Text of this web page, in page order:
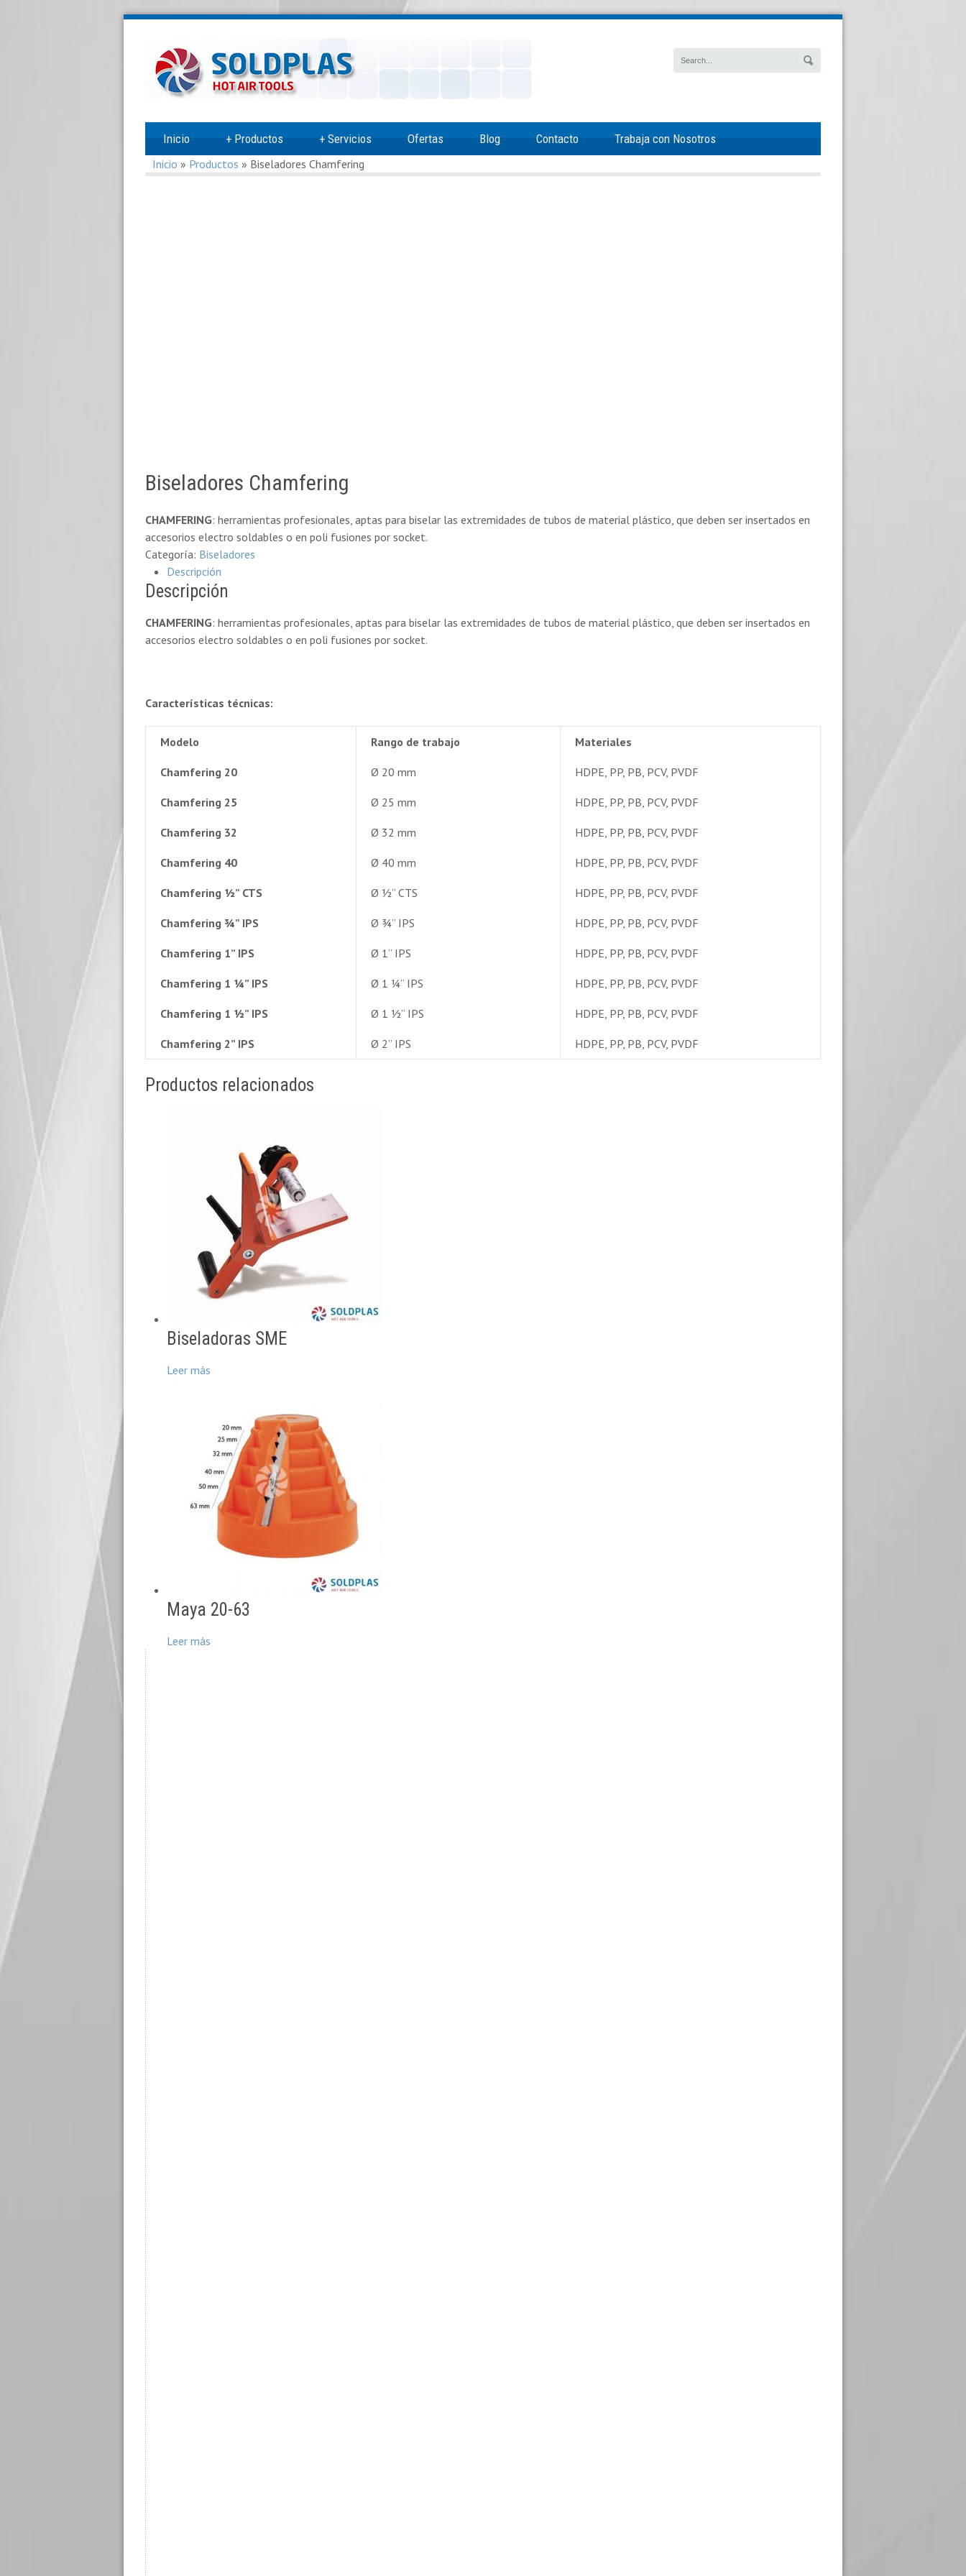
Inicio Productos
+ Servicios
+ Ofertas Blog Contacto
Trabaja con Nosotros
Inicio » Productos » Biseladores Chamfering
Biseladores Chamfering
CHAMFERING: herramientas profesionales, aptas para biselar las extremidades de tubos de material plástico, que deben ser insertados en
accesorios electro soldables o en poli fusiones por socket.
Categoría: Biseladores
Descripción
Descripción
CHAMFERING: herramientas profesionales, aptas para biselar las extremidades de tubos de material plástico, que deben ser insertados en
accesorios electro soldables o en poli fusiones por socket.
Características técnicas:
Modelo Rango de trabajo Materiales
Chamfering 20 Ø 20 mm HDPE, PP, PB, PCV, PVDF
Chamfering 25 Ø 25 mm HDPE, PP, PB, PCV, PVDF
Chamfering 32 Ø 32 mm HDPE, PP, PB, PCV, PVDF
Chamfering 40 Ø 40 mm HDPE, PP, PB, PCV, PVDF
Chamfering ½” CTS Ø ½” CTS HDPE, PP, PB, PCV, PVDF
Chamfering ¾” IPS Ø ¾” IPS HDPE, PP, PB, PCV, PVDF
Chamfering 1” IPS Ø 1” IPS HDPE, PP, PB, PCV, PVDF
Chamfering 1 ¼” IPS Ø 1 ¼” IPS HDPE, PP, PB, PCV, PVDF
Chamfering 1 ½” IPS Ø 1 ½” IPS HDPE, PP, PB, PCV, PVDF
Chamfering 2” IPS Ø 2” IPS HDPE, PP, PB, PCV, PVDF
Productos relacionados
Biseladoras SME
Leer más
Maya 20-63
Leer más